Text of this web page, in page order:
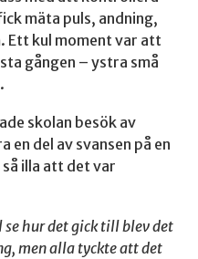
mäta puls, andning,
Ett kul moment var att
gången – ystra små
skolan besök av
en del av svansen på en
så illa att det var
hur det gick till blev det
men alla tyckte att det